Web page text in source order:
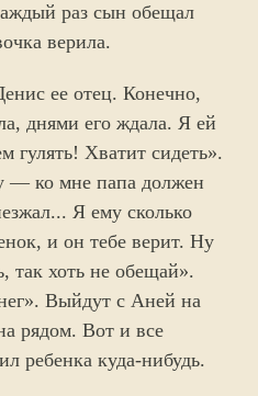
раз сын обещал
верила.
ее отец. Конечно,
днями его ждала. Я ей
гулять! Хватит сидеть».
— ко мне папа должен
Я ему сколько
и он тебе верит. Ну
так хоть не обещай».
Выйдут с Аней на
рядом. Вот и все
ребенка куда-нибудь.